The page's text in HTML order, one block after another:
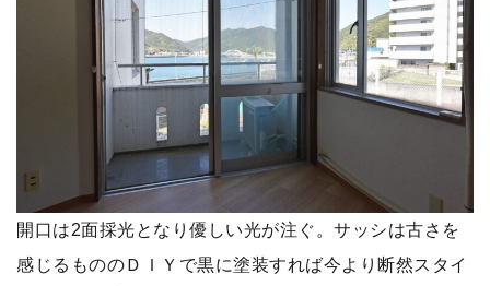
開口は2面採光となり優しい光が注ぐ。サッシは古さを
感じるもののＤＩＹで黒に塗装すれば今より断然スタイ